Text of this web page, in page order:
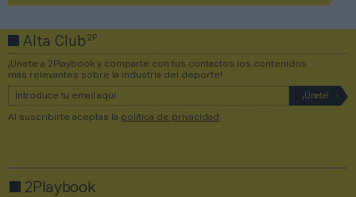
Alta Club2P
¡Únete a 2Playbook y comparte con tus contactos los contenidos
más relevantes sobre la industria del deporte!
Al suscribirte aceptas la política de privacidad
2Playbook